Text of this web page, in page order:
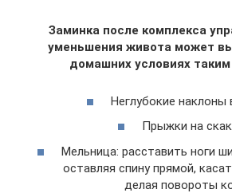
Заминка после комплекса
уменьшения живота может
домашних условиях
Неглубокие наклоны
Прыжки на
Мельница: расставить ноги
оставляя спину прямой,
делая повороты